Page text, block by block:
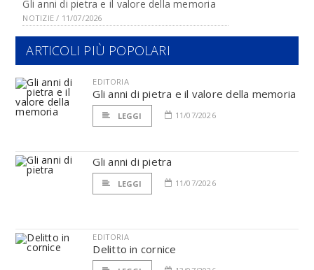
Gli anni di pietra e il valore della memoria
NOTIZIE / 11/07/2026
ARTICOLI PIÙ POPOLARI
EDITORIA
Gli anni di pietra e il valore della memoria
LEGGI 11/07/2026
Gli anni di pietra
LEGGI 11/07/2026
EDITORIA
Delitto in cornice